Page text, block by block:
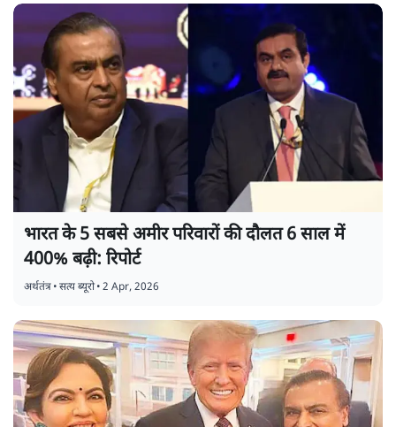
भारत के 5 सबसे अमीर परिवारों की दौलत 6 साल में
400% बढ़ी: रिपोर्ट
अर्थतंत्र•सत्य ब्यूरो•2 Apr, 2026